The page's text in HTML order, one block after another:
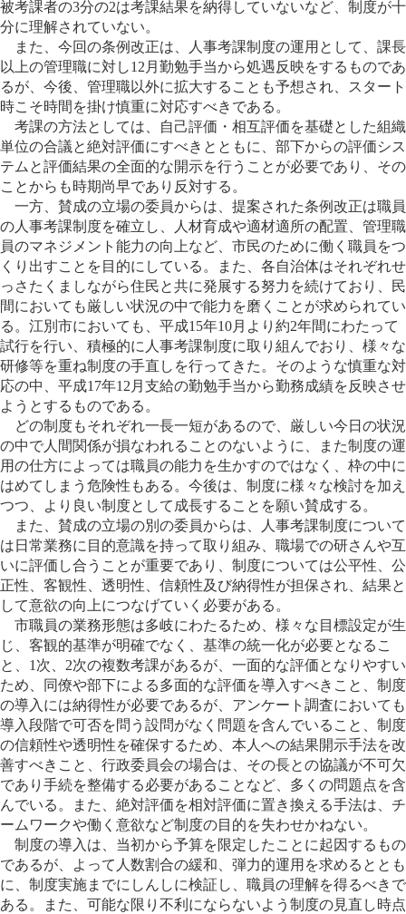
被考課者の3分の2は考課結果を納得していないなど、制度が十
分に理解されていない。
また、今回の条例改正は、人事考課制度の運用として、課長
以上の管理職に対し12月勤勉手当から処遇反映をするものであ
るが、今後、管理職以外に拡大することも予想され、スタート
時こそ時間を掛け慎重に対応すべきである。
考課の方法としては、自己評価・相互評価を基礎とした組織
単位の合議と絶対評価にすべきとともに、部下からの評価シス
テムと評価結果の全面的な開示を行うことが必要であり、その
ことからも時期尚早であり反対する。
一方、賛成の立場の委員からは、提案された条例改正は職員
の人事考課制度を確立し、人材育成や適材適所の配置、管理職
員のマネジメント能力の向上など、市民のために働く職員をつ
くり出すことを目的にしている。また、各自治体はそれぞれせ
っさたくましながら住民と共に発展する努力を続けており、民
間においても厳しい状況の中で能力を磨くことが求められてい
る。江別市においても、平成15年10月より約2年間にわたって
試行を行い、積極的に人事考課制度に取り組んでおり、様々な
研修等を重ね制度の手直しを行ってきた。そのような慎重な対
応の中、平成17年12月支給の勤勉手当から勤務成績を反映させ
ようとするものである。
どの制度もそれぞれ一長一短があるので、厳しい今日の状況
の中で人間関係が損なわれることのないように、また制度の運
用の仕方によっては職員の能力を生かすのではなく、枠の中に
はめてしまう危険性もある。今後は、制度に様々な検討を加え
つつ、より良い制度として成長することを願い賛成する。
また、賛成の立場の別の委員からは、人事考課制度について
は日常業務に目的意識を持って取り組み、職場での研さんや互
いに評価し合うことが重要であり、制度については公平性、公
正性、客観性、透明性、信頼性及び納得性が担保され、結果と
して意欲の向上につなげていく必要がある。
市職員の業務形態は多岐にわたるため、様々な目標設定が生
じ、客観的基準が明確でなく、基準の統一化が必要となるこ
と、1次、2次の複数考課があるが、一面的な評価となりやすい
ため、同僚や部下による多面的な評価を導入すべきこと、制度
の導入には納得性が必要であるが、アンケート調査においても
導入段階で可否を問う設問がなく問題を含んでいること、制度
の信頼性や透明性を確保するため、本人への結果開示手法を改
善すべきこと、行政委員会の場合は、その長との協議が不可欠
であり手続を整備する必要があることなど、多くの問題点を含
んでいる。また、絶対評価を相対評価に置き換える手法は、チ
ームワークや働く意欲など制度の目的を失わせかねない。
制度の導入は、当初から予算を限定したことに起因するもの
であるが、よって人数割合の緩和、弾力的運用を求めるととも
に、制度実施までにしんしに検証し、職員の理解を得るべきで
ある。また、可能な限り不利にならないよう制度の見直し時点